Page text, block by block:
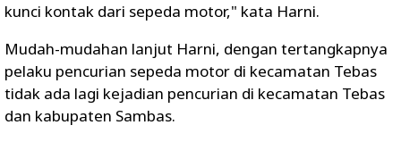
kunci kontak dari sepeda motor," kata Harni.
Mudah-mudahan lanjut Harni, dengan tertangkapnya
pelaku pencurian sepeda motor di kecamatan Tebas
tidak ada lagi kejadian pencurian di kecamatan Tebas
dan kabupaten Sambas.